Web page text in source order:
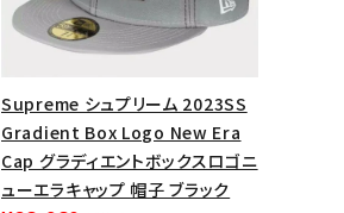
Supreme シュプリーム 2023SS
Gradient Box Logo New Era
Cap グラディエントボックスロゴニ
ューエラキャップ 帽子 ブラック